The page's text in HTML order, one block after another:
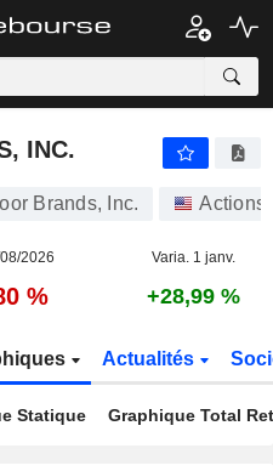
INC.
Brands, Inc. Actions
2026 Varia. 1 janv.
% +28,99 %
Actualités
Statique Graphique Total